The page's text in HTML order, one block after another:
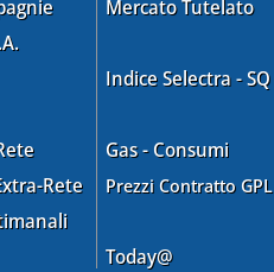
'Dossier prezzi carburanti'
Rete
Mercato Tutelato
Indice Selectra - SQ
Gas - Consumi
Prezzi Contratto GPL
Today@